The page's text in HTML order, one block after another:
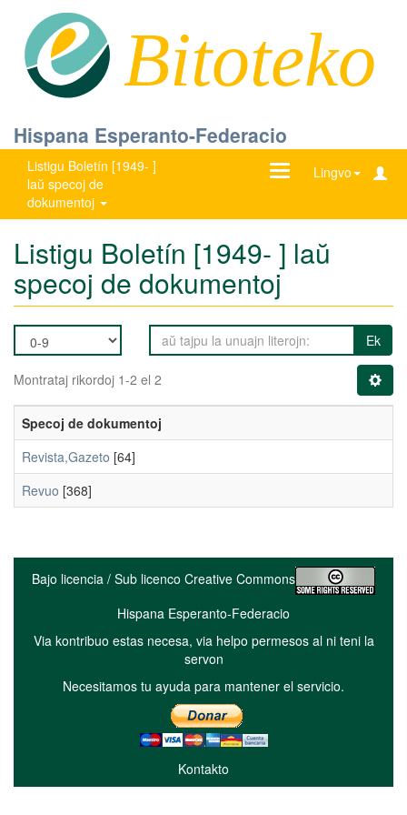
Bitoteko
Hispana Esperanto-Federacio
Listigu Boletín [1949- ]
laŭ specoj de
dokumentoj
Lingvo
Ŝanĝu
Listigu Boletín [1949- ] laŭ
specoj de dokumentoj
Ek
Montrataj rikordoj 1-2 el 2
Specoj de dokumentoj
Revista,Gazeto [64]
Revuo [368]
Bajo licencia / Sub licenco Creative Commons
Hispana Esperanto-Federacio
Via kontribuo estas necesa, via helpo permesos al ni teni la
servon
Necesitamos tu ayuda para mantener el servicio.
Kontakto